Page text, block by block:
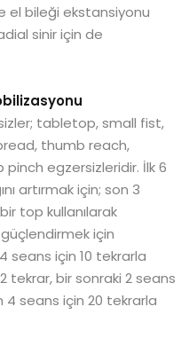
el bileği ekstansiyonu
sinir için de
tabletop, small fist,
thumb reach,
egzersizleridir. İlk 6
artırmak için; son 3
top kullanılarak
için
seans için 10 tekrarla
tekrar, bir sonraki 2 seans
4 seans için 20 tekrarla